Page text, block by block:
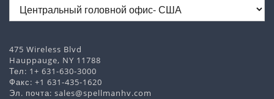
475 Wireless Blvd
Hauppauge, NY 11788
Тел: 1+ 631-630-3000
Факс: +1 631-435-1620
Эл. почта: sales@spellmanhv.com